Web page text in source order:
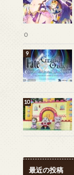
Ｏ
最近の投稿